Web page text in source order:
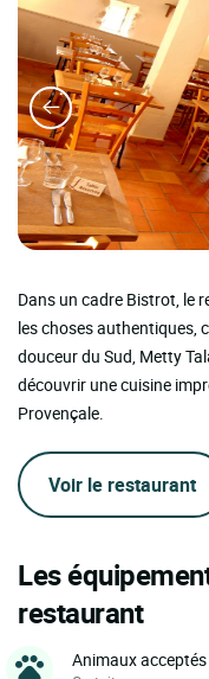
Dans un cadre Bistrot, le
les choses authentiques,
douceur du Sud, Metty
découvrir une cuisine
Provençale.
Voir le restaurant
Les
restaurant
Animaux acceptés